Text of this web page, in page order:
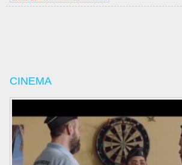
CINEMA